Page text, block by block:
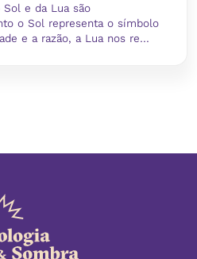
Sol e da Lua são
o Sol representa o símbolo
e a razão, a Lua nos re...